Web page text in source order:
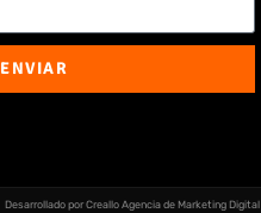
ENVIAR
Desarrollado por Creallo Agencia de Marketing Digital